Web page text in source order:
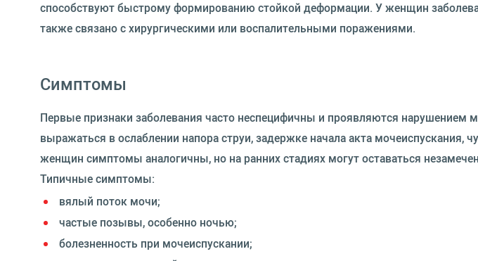
способствуют быстрому формированию стойкой деформации. У женщин
также связано с хирургическими или воспалительными поражениями.
Симптомы
Первые признаки заболевания часто неспецифичны и проявляются нарушением
выражаться в ослаблении напора струи, задержке начала акта мочеиспускания,
женщин симптомы аналогичны, но на ранних стадиях могут оставаться
Типичные симптомы:
вялый поток мочи;
частые позывы, особенно ночью;
болезненность при мочеиспускании;